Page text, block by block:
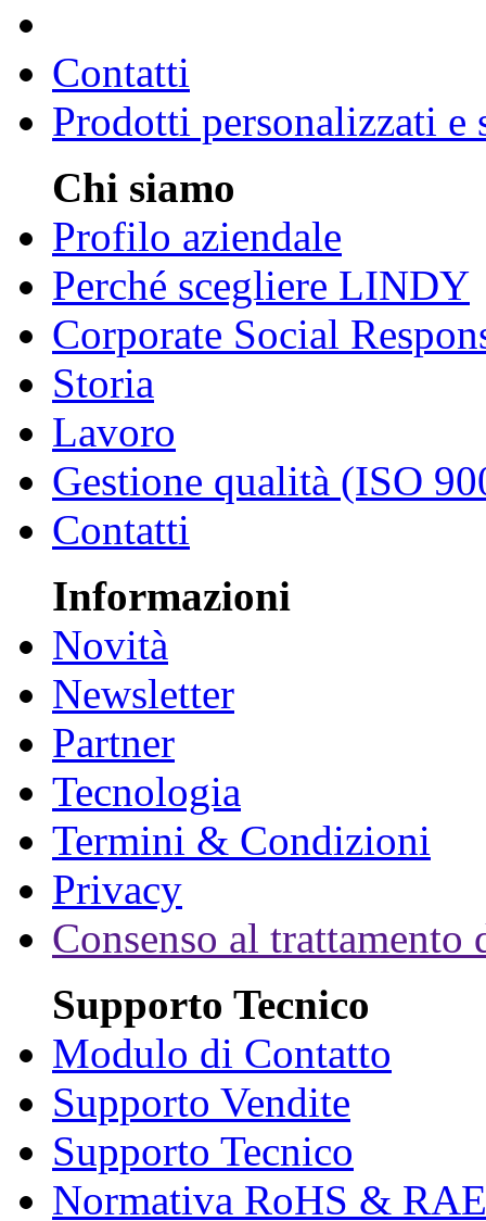
Contatti
Prodotti personalizzati e
Chi siamo
Profilo aziendale
Perché scegliere LINDY
Corporate Social
Storia
Lavoro
Gestione qualità (ISO
Contatti
Informazioni
Novità
Newsletter
Partner
Tecnologia
Termini & Condizioni
Privacy
Consenso al trattamento
Supporto Tecnico
Modulo di Contatto
Supporto Vendite
Supporto Tecnico
Normativa RoHS &